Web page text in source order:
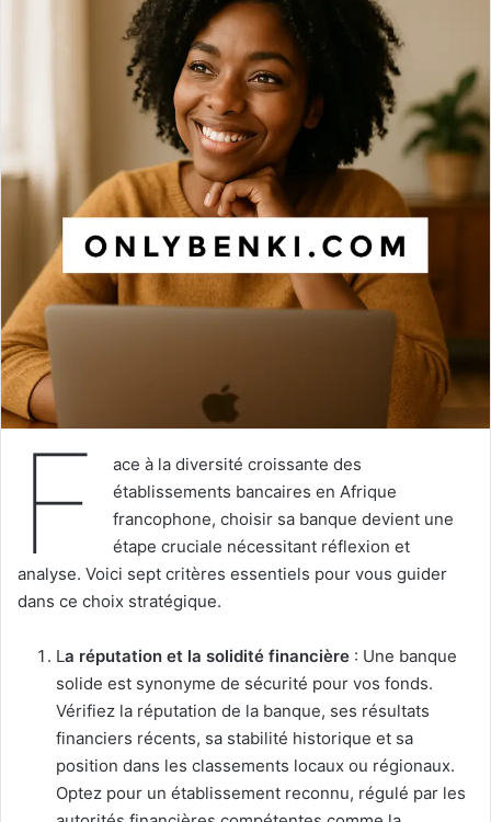
F
ace à la diversité croissante des
établissements bancaires en Afrique
francophone, choisir sa banque devient une
étape cruciale nécessitant réflexion et
analyse. Voici sept critères essentiels pour vous guider
dans ce choix stratégique.
La réputation et la solidité financière : Une banque
solide est synonyme de sécurité pour vos fonds.
Vérifiez la réputation de la banque, ses résultats
financiers récents, sa stabilité historique et sa
position dans les classements locaux ou régionaux.
Optez pour un établissement reconnu, régulé par les